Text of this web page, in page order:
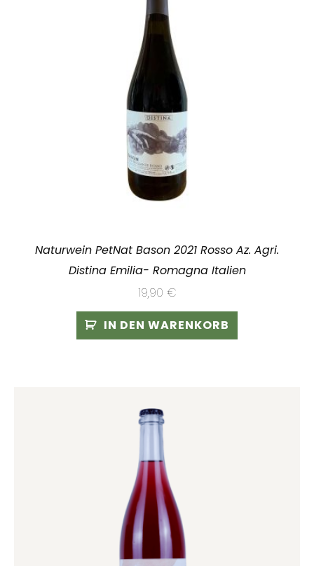
Naturwein PetNat Bason 2021 Rosso Az. Agri.
Distina Emilia- Romagna Italien
19,90 €
IN DEN WARENKORB